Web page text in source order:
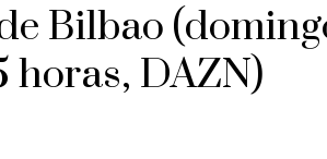
Bilbao
horas, DAZN)